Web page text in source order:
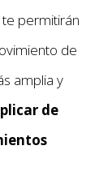
permitirán
de
amplia y
de